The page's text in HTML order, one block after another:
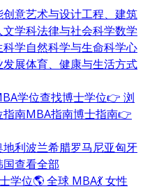
创意艺术与设计工程、建筑
文学科法律与社会科学数学
科学自然科学与生命科学心
发展体育、健康与生活方式
学位查找博士学位👉 浏
指南MBA指南博士指南👉
地利波兰希腊罗马尼亚匈牙
国查看全部
学位🌎 全球 MBA💃 女性